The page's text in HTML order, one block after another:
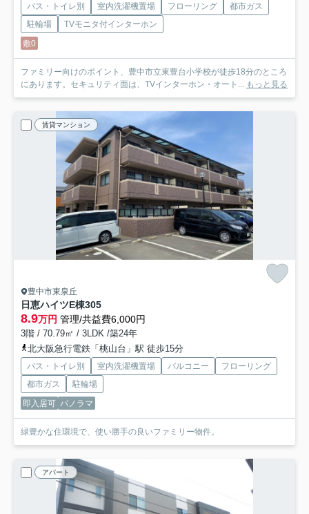
バス・トイレ別 室内洗濯機置場 フローリング
都市ガス
駐輪場
TVモニタ付インターホン
敷0
ファミリー向けのポイント、豊中市立東豊台小学校が徒歩18分のところ
にあります。セキュリティ面は、TVインターホン・オート...
もっと見る
賃貸マンション
豊中市東泉丘
日恵ハイツE棟305
8.9万円 管理/共益費6,000円
3階 / 70.79㎡ / 3LDK /築24年
北大阪急行電鉄「桃山台」駅 徒歩15分
バス・トイレ別 室内洗濯機置場 バルコニー
フローリング
都市ガス
駐輪場
即入居可 パノラマ
緑豊かな住環境で、使い勝手の良いファミリー物件。
アパート